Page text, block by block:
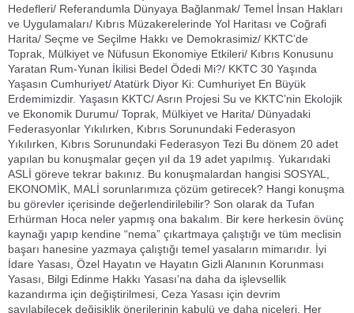
Hedefleri/ Referandumla Dünyaya Bağlanmak/ Temel İnsan Hakları
ve Uygulamaları/ Kıbrıs Müzakerelerinde Yol Haritası ve Coğrafi
Harita/ Seçme ve Seçilme Hakkı ve Demokrasimiz/ KKTC’de
Toprak, Mülkiyet ve Nüfusun Ekonomiye Etkileri/ Kıbrıs Konusunu
Yaratan Rum-Yunan İkilisi Bedel Ödedi Mi?/ KKTC 30 Yaşında
Yaşasın Cumhuriyet/ Atatürk Diyor Ki: Cumhuriyet En Büyük
Erdemimizdir. Yaşasın KKTC/ Asrın Projesi Su ve KKTC’nin Ekolojik
ve Ekonomik Durumu/ Toprak, Mülkiyet ve Harita/ Dünyadaki
Federasyonlar Yıkılırken, Kıbrıs Sorunundaki Federasyon
Yıkılırken, Kıbrıs Sorunundaki Federasyon Tezi Bu dönem 20 adet
yapılan bu konuşmalar geçen yıl da 19 adet yapılmış. Yukarıdaki
ASLİ göreve tekrar bakınız. Bu konuşmalardan hangisi SOSYAL,
EKONOMİK, MALİ sorunlarımıza çözüm getirecek? Hangi konuşma
bu görevler içerisinde değerlendirilebilir? Son olarak da Tufan
Erhürman Hoca neler yapmış ona bakalım. Bir kere herkesin övünç
kaynağı yapıp kendine “nema” çıkartmaya çalıştığı ve tüm meclisin
başarı hanesine yazmaya çalıştığı temel yasaların mimarıdır. İyi
İdare Yasası, Özel Hayatın ve Hayatın Gizli Alanının Korunması
Yasası, Bilgi Edinme Hakkı Yasası’na daha da işlevsellik
kazandırma için değiştirilmesi, Ceza Yasası için devrim
sayılabilecek değişiklik önerilerinin kabulü ve daha niceleri. Her